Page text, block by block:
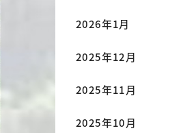
2026年1月
2025年12月
2025年11月
2025年10月